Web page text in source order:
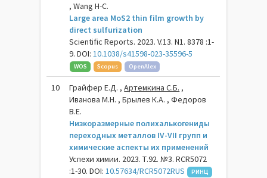
, Wang H-C.
Large area MoS2 thin film growth by
direct sulfurization
Scientific Reports. 2023. V.13. N1. 8378 :1-
9. DOI:10.1038/s41598-023-35596-5
WOS Scopus OpenAlex
10 Грайфер Е.Д. ,Артемкина С.Б. ,
Иванова М.Н. , Брылев К.А. , Федоров
В.Е.
Низкоразмерные полихалькогениды
переходных металлов IV-VII групп и
химические аспекты их применений
Успехи химии. 2023. Т.92. №3. RCR5072
:1-30. DOI:10.57634/RCR5072RUS РИНЦ